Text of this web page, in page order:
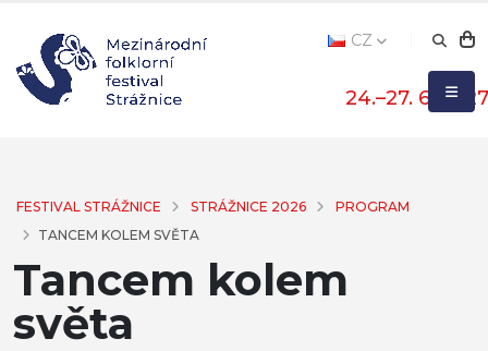
24.–27. 6. 2027
CZ
FESTIVAL STRÁŽNICE STRÁŽNICE 2026
PROGRAM
TANCEM KOLEM SVĚTA
Tancem kolem
světa